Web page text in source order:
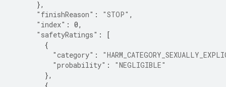
},
"finishReason" : "STOP" ,
"index" : 0,
"safetyRatings" :
[
{
"category" :
"probability" :
"NEGLIGIBLE"
},